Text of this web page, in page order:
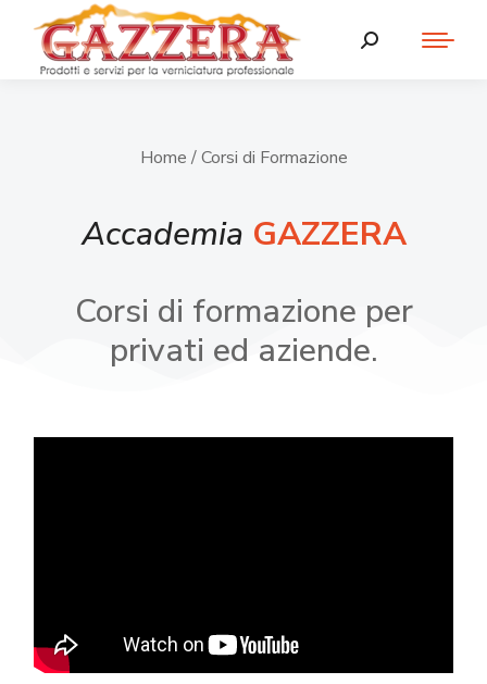
Home / Corsi di Formazione
Accademia GAZZERA
Corsi di formazione per
privati ed aziende.